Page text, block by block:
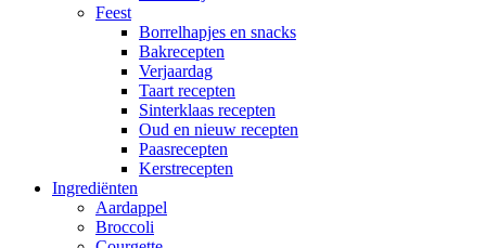
Feest
Borrelhapjes en snacks
Bakrecepten
Verjaardag
Taart recepten
Sinterklaas recepten
Oud en nieuw recepten
Paasrecepten
Kerstrecepten
Ingrediënten
Aardappel
Broccoli